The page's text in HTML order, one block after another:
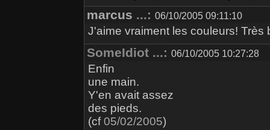
marcus ...: 06/10/2005 09:11:10
J'aime vraiment les couleurs! Très
SomeIdiot ...: 06/10/2005 10:27:28
Enfin
une main.
Y'en avait assez
des pieds.
(cf05/02/2005)